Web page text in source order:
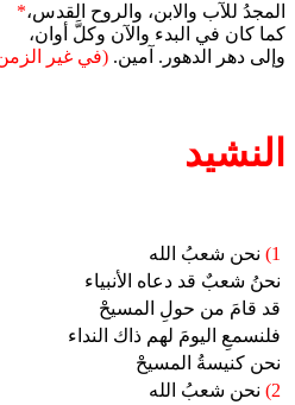
المجدُ للآب والابن، والروح القدس،*
كما كان في البدء والآن وكلَّ أوان،
وإلى دهر الدهور. آمين. (في غير الزمن
النشيد
1)
نحن شعبُ الله
نحنُ شعبٌ قد دعاه الأنبياء
قد قامَ من حولِ المسيحْ
فلنسمعِ اليومَ لهم ذاك النداء
نحن كنيسةُ المسيحْ
2)
نحن شعبُ الله